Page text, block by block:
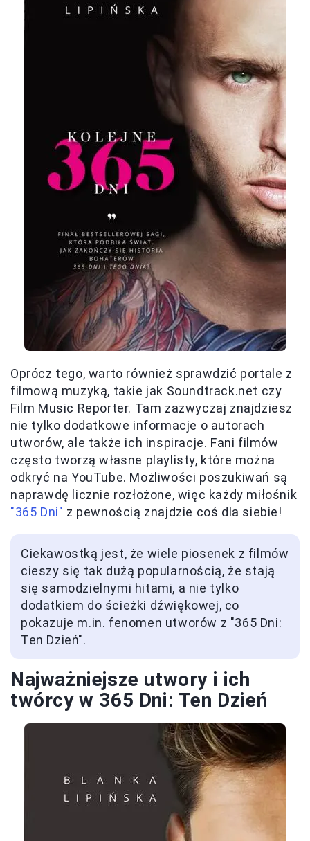
Oprócz tego, warto również sprawdzić portale z
filmową muzyką, takie jak Soundtrack.net czy
Film Music Reporter. Tam zazwyczaj znajdziesz
nie tylko dodatkowe informacje o autorach
utworów, ale także ich inspiracje. Fani filmów
często tworzą własne playlisty, które można
odkryć na YouTube. Możliwości poszukiwań są
naprawdę licznie rozłożone, więc każdy miłośnik
"365 Dni" z pewnością znajdzie coś dla siebie!
Ciekawostką jest, że wiele piosenek z filmów
cieszy się tak dużą popularnością, że stają
się samodzielnymi hitami, a nie tylko
dodatkiem do ścieżki dźwiękowej, co
pokazuje m.in. fenomen utworów z "365 Dni:
Ten Dzień".
Najważniejsze utwory i ich
twórcy w 365 Dni: Ten Dzień